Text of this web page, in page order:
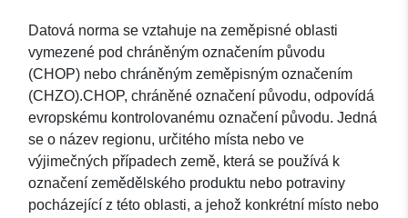
stahování dat (WFS): AOP-
IGP verze 1.0 v úsvitu
Datová norma se vztahuje na zeměpisné oblasti
vymezené pod chráněným označením původu
(CHOP) nebo chráněným zeměpisným označením
(CHZO).CHOP, chráněné označení původu, odpovídá
evropskému kontrolovanému označení původu. Jedná
se o název regionu, určitého místa nebo ve
výjimečných případech země, která se používá k
označení zemědělského produktu nebo potraviny
pocházející z této oblasti, a jehož konkrétní místo nebo